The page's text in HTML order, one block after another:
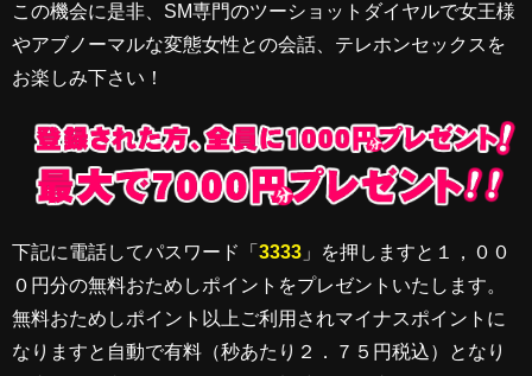
この機会に是非、SM専門のツーショットダイヤルで女王様
やアブノーマルな変態女性との会話、テレホンセックスを
お楽しみ下さい！
下記に電話してパスワード「 3333 」を押しますと１，００
０円分の無料おためしポイントをプレゼントいたします。
無料おためしポイント以上ご利用されマイナスポイントに
なりますと自動で有料（秒あたり２．７５円税込）となり